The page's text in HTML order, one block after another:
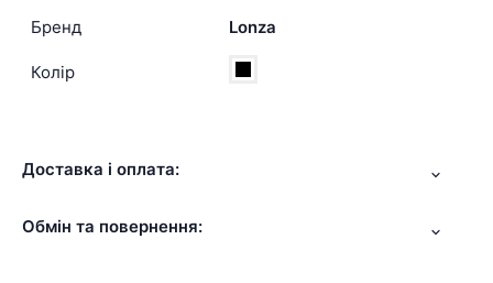
Бренд
Lonza
Колір
Доставка і оплата:
Обмін та повернення: